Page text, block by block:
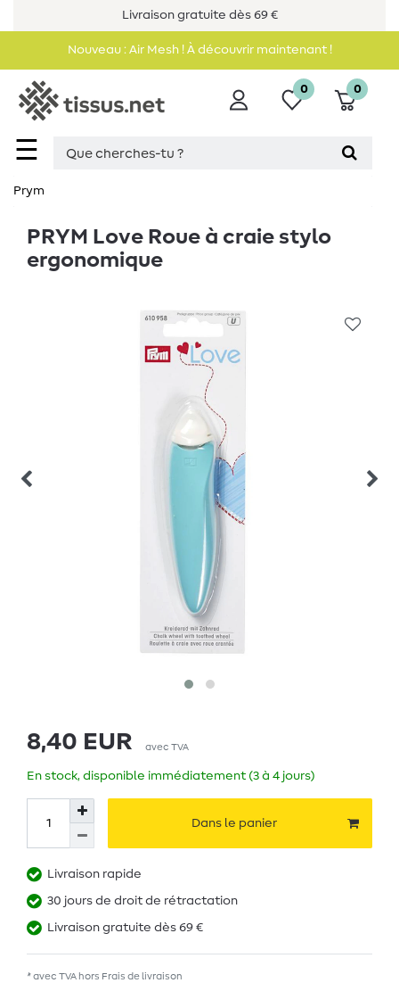
Livraison gratuite dès 69 €
Nouveau : Air Mesh ! À découvrir maintenant !
☰
0 0
Prym
PRYM Love Roue à craie stylo
ergonomique
8,40 EUR avec TVA
En stock, disponible immédiatement (3 à 4 jours)
Dans le panier
Livraison rapide
30 jours de droit de rétractation
Livraison gratuite dès 69 €
* avec TVA hors Frais de livraison